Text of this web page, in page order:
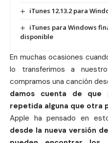
iTunes 12.13.2 para
iTunes para Windows
disponible
En muchas ocasiones
lo transferimos a
compramos una canción
damos cuenta de que
repetida alguna que otra
Apple ha pensado en
desde la nueva versión